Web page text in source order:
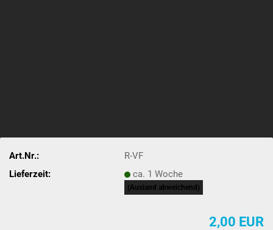
Art.Nr.:
R-VF
Lieferzeit:
ca. 1 Woche
(Ausland abweichend)
2,00 EUR